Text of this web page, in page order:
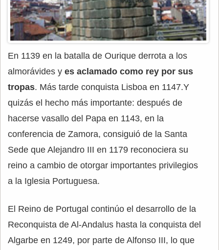
En 1139 en la batalla de Ourique derrota a los
almorávides y es aclamado como rey por sus
tropas. Más tarde conquista Lisboa en 1147.Y
quizás el hecho más importante: después de
hacerse vasallo del Papa en 1143, en la
conferencia de Zamora, consiguió de la Santa
Sede que Alejandro III en 1179 reconociera su
reino a cambio de otorgar importantes privilegios
a la Iglesia Portuguesa.
El Reino de Portugal continúo el desarrollo de la
Reconquista de Al-Andalus hasta la conquista del
Algarbe en 1249, por parte de Alfonso III, lo que